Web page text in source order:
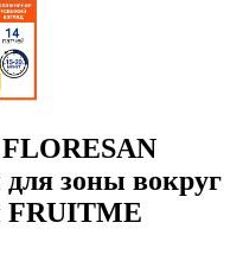
зоны вокруг
FRUITME